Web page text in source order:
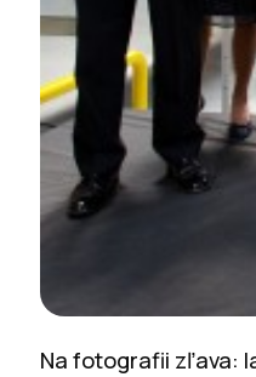
Na fotografii zľava: